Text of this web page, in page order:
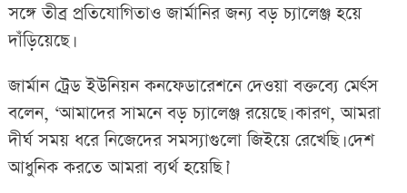
সঙ্গে তীব্র প্রতিযোগিতাও জার্মানির জন্য বড় চ্যালেঞ্জ হয়ে
দাঁড়িয়েছে।
জার্মান ট্রেড ইউনিয়ন কনফেডারেশনে দেওয়া বক্তব্যে মের্ৎস
বলেন, ‘আমাদের সামনে বড় চ্যালেঞ্জ রয়েছে। কারণ, আমরা
দীর্ঘ সময় ধরে নিজেদের সমস্যাগুলো জিইয়ে রেখেছি। দেশ
আধুনিক করতে আমরা ব্যর্থ হয়েছি।’